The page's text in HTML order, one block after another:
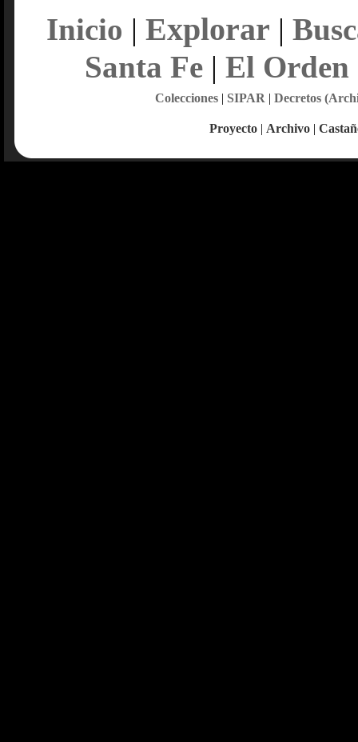
Inicio | Explorar |
Santa Fe| El Orden
Colecciones| SIPAR | Decretos
Proyecto | Archivo |